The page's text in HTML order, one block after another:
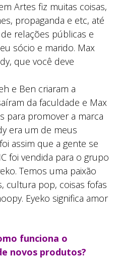
Artes fiz muitas coisas,
propaganda e etc, até
relações públicas e
sócio e marido. Max
que você deve
e Ben criaram a
da faculdade e Max
para promover a marca
era um de meus
assim que a gente se
foi vendida para o grupo
Temos uma paixão
cultura pop, coisas fofas
Eyeko significa amor
funciona o
novos produtos?